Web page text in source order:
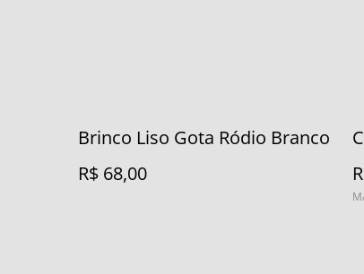
Brinco Liso Gota Ródio Branco
R$ 68,00